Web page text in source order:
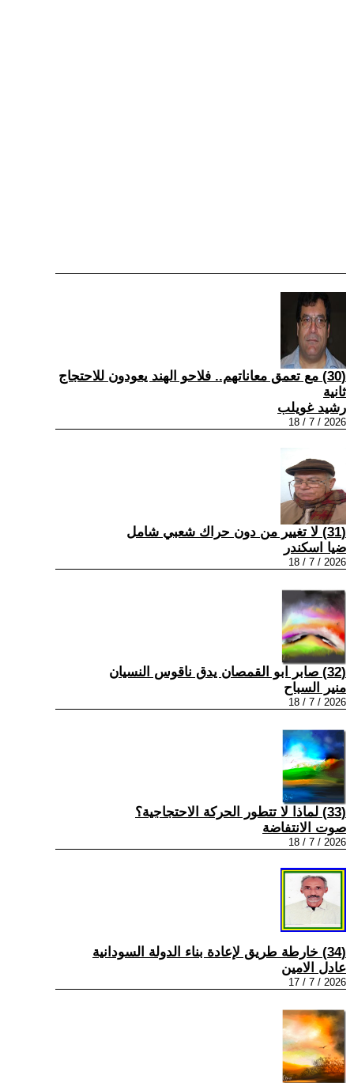
(30) مع تعمق معاناتهم.. فلاحو الهند يعودون للاحتجاج
ثانية
رشيد غويلب
2026 / 7 / 18
(31) لا تغيير من دون حراك شعبي شامل
ضيا اسكندر
2026 / 7 / 18
(32) صابر ابو القمصان يدق ناقوس النسيان
منير السباح
2026 / 7 / 18
(33) لماذا لا تتطور الحركة الاحتجاجية؟
صوت الانتفاضة
2026 / 7 / 18
(34) خارطة طريق لإعادة بناء الدولة السودانية
عادل الامين
2026 / 7 / 17